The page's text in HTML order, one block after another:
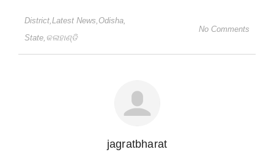
District Latest News Odisha
State କଳାହାଣ୍ଡି
No Comments
jagratbharat